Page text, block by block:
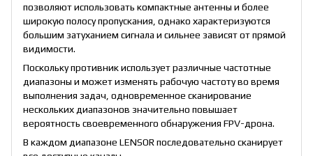
позволяют использовать компактные антенны и более
широкую полосу пропускания, однако характеризуются
большим затуханием сигнала и сильнее зависят от прямой
видимости.
Поскольку противник использует различные частотные
диапазоны и может изменять рабочую частоту во время
выполнения задач, одновременное сканирование
нескольких диапазонов значительно повышает
вероятность своевременного обнаружения FPV-дрона.
В каждом диапазоне LENSOR последовательно сканирует